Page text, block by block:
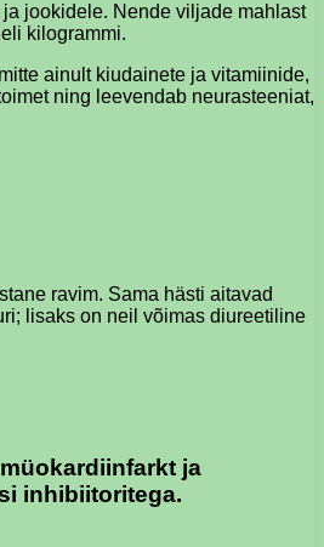
jookidele. Nende viljade mahlast
kilogrammi.
ainult kiudainete ja vitamiinide,
ning leevendab neurasteeniat,
ravim. Sama hästi aitavad
lisaks on neil võimas diureetiline
ja
inhibiitoritega.